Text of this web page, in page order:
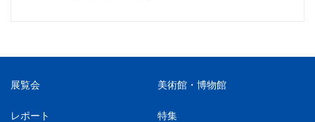
展覧会 美術館・博物館
レポート
特集